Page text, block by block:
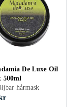
De Luxe Oil
500ml
hårmask